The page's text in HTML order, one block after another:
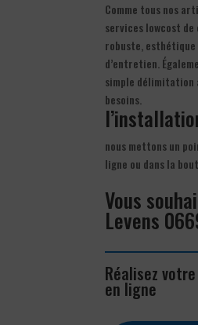
Comme tous nos
services lowcost
robuste,
d’entretien.
simple délimitation
besoins.
nous mettons un
ligne ou dans la
Vous
Levens
Réalisez
en ligne